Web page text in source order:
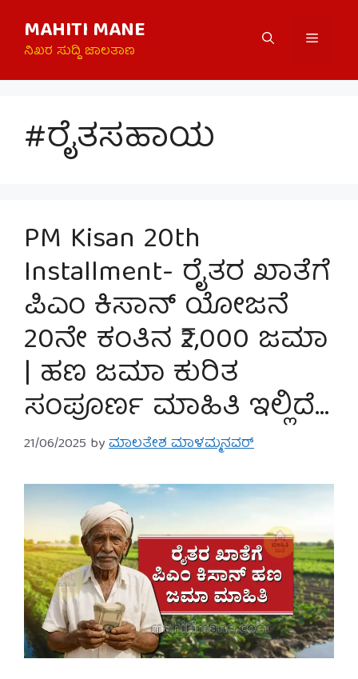
content
MAHITI MANE
ನಿಖರ ಸುದ್ದಿ ಜಾಲತಾಣ
Menu
#ರೈತಸಹಾಯ
PM Kisan 20th
Installment- ರೈತರ ಖಾತೆಗೆ
ಪಿಎಂ ಕಿಸಾನ್ ಯೋಜನೆ
20ನೇ ಕಂತಿನ ₹2,000 ಜಮಾ
| ಹಣ ಜಮಾ ಕುರಿತ
ಸಂಪೂರ್ಣ ಮಾಹಿತಿ ಇಲ್ಲಿದೆ…
21/06/2025 byಮಾಲತೇಶ ಮಾಳಮ್ಮನವರ್